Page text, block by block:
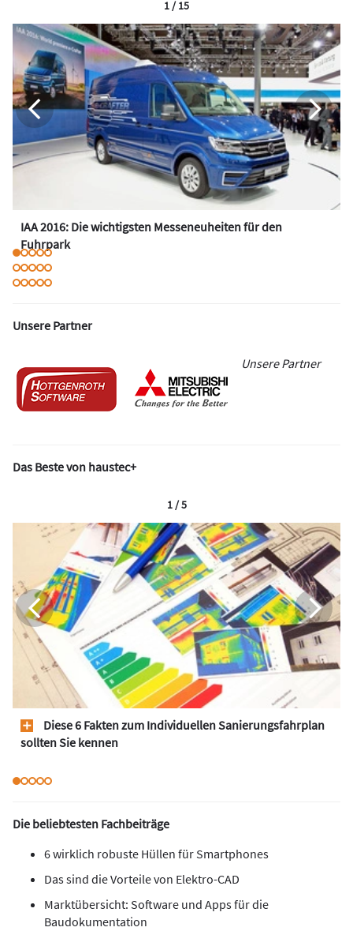
IAA 2016: Die wichtigsten Messeneuheiten für den
Fuhrpark
1 / 15
Unsere Partner
Unsere Partner
Das Beste von haustec+
Diese 6 Fakten zum Individuellen Sanierungsfahrplan
sollten Sie kennen
1 / 5
Die beliebtesten Fachbeiträge
6 wirklich robuste Hüllen für Smartphones
Das sind die Vorteile von Elektro-CAD
Marktübersicht: Software und Apps für die
Baudokumentation